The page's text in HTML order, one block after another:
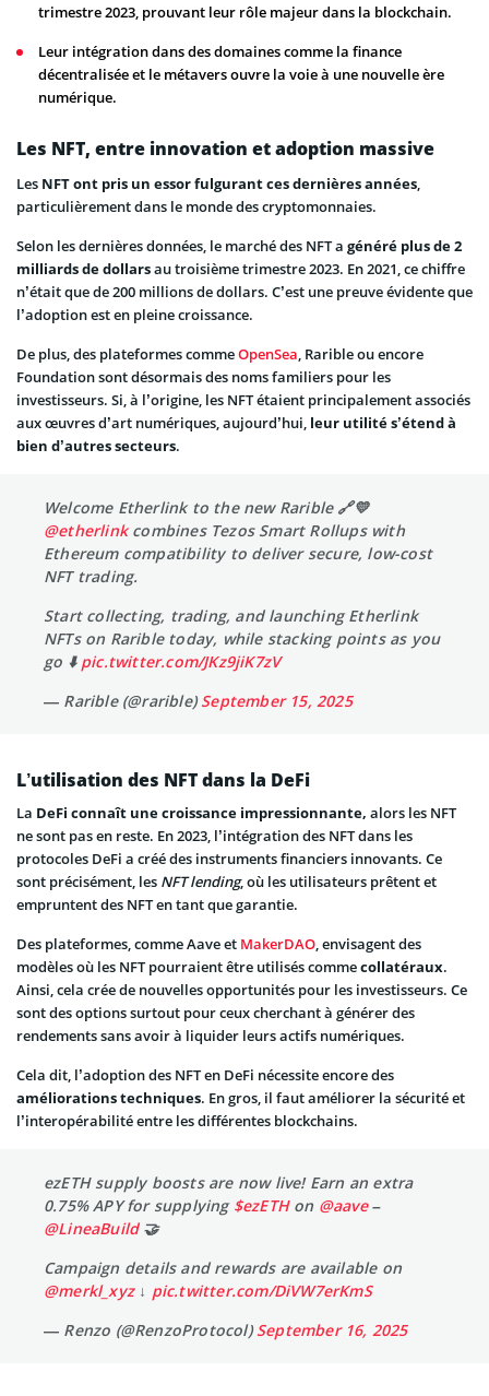
trimestre 2023, prouvant leur rôle majeur dans la blockchain.
Leur intégration dans des domaines comme la finance
décentralisée et le métavers ouvre la voie à une nouvelle ère
numérique.
Les NFT, entre innovation et adoption massive
Les NFT ont pris un essor fulgurant ces dernières années,
particulièrement dans le monde des cryptomonnaies.
Selon les dernières données, le marché des NFT a généré plus de 2
milliards de dollarsau troisième trimestre 2023. En 2021, ce chiffre
n’était que de 200 millions de dollars. C’est une preuve évidente que
l’adoption est en pleine croissance.
De plus, des plateformes commeOpenSea, Rarible ou encore
Foundation sont désormais des noms familiers pour les
investisseurs. Si, à l’origine, les NFT étaient principalement associés
aux œuvres d’art numériques, aujourd’hui, leur utilité s’étend à
bien d’autres secteurs.
Welcome Etherlink to the new Rarible 🔗💛
@etherlinkcombines Tezos Smart Rollups with
Ethereum compatibility to deliver secure, low-cost
NFT trading.
Start collecting, trading, and launching Etherlink
NFTs on Rarible today, while stacking points as you
go ⬇️ pic.twitter.com/JKz9jiK7zV
— Rarible (@rarible)September 15, 2025
L’utilisation des NFT dans la DeFi
La DeFi connaît une croissance impressionnante, alors les NFT
ne sont pas en reste. En 2023, l’intégration des NFT dans les
protocoles DeFi a créé des instruments financiers innovants. Ce
sont précisément, les NFT lending, où les utilisateurs prêtent et
empruntent des NFT en tant que garantie.
Des plateformes, comme Aave et MakerDAO, envisagent des
modèles où les NFT pourraient être utilisés commecollatéraux.
Ainsi, cela crée de nouvelles opportunités pour les investisseurs. Ce
sont des options surtout pour ceux cherchant à générer des
rendements sans avoir à liquider leurs actifs numériques.
Cela dit, l’adoption des NFT en DeFi nécessite encore des
améliorations techniques. En gros, il faut améliorer la sécurité et
l’interopérabilité entre les différentes blockchains.
ezETH supply boosts are now live! Earn an extra
0.75% APY for supplying $ezETHon @aave–
@LineaBuild🤝
Campaign details and rewards are available on
@merkl_xyz↓ pic.twitter.com/DiVW7erKmS
— Renzo (@RenzoProtocol)September 16, 2025